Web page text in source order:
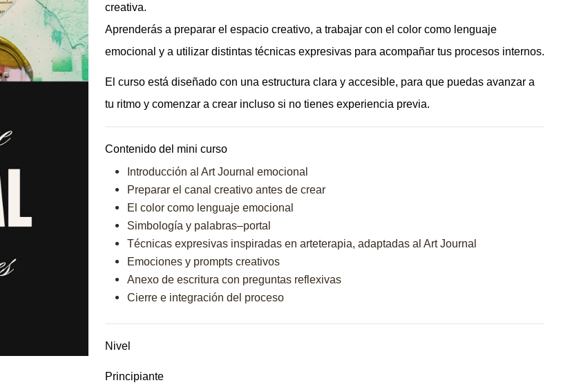
creativa.
Aprenderás a preparar el espacio creativo, a trabajar con el color como lenguaje
emocional y a utilizar distintas técnicas expresivas para acompañar tus procesos internos.
El curso está diseñado con una estructura clara y accesible, para que puedas avanzar a
tu ritmo y comenzar a crear incluso si no tienes experiencia previa.
Contenido del mini curso
Introducción al Art Journal emocional
Preparar el canal creativo antes de crear
El color como lenguaje emocional
Simbología y palabras–portal
Técnicas expresivas inspiradas en arteterapia, adaptadas al Art Journal
Emociones y prompts creativos
Anexo de escritura con preguntas reflexivas
Cierre e integración del proceso
Nivel
Principiante